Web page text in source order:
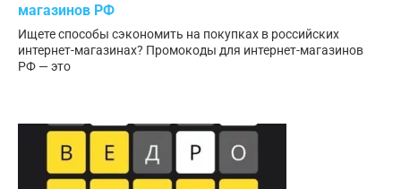
магазинов РФ
Ищете способы сэкономить на покупках в российских
интернет-магазинах? Промокоды для интернет-магазинов
РФ — это